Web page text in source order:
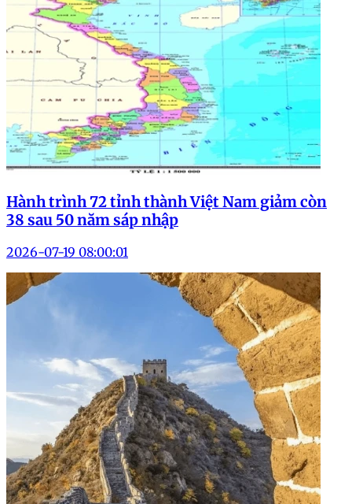
Hành trình 72 tỉnh thành Việt Nam giảm còn
38 sau 50 năm sáp nhập
2026-07-19 08:00:01